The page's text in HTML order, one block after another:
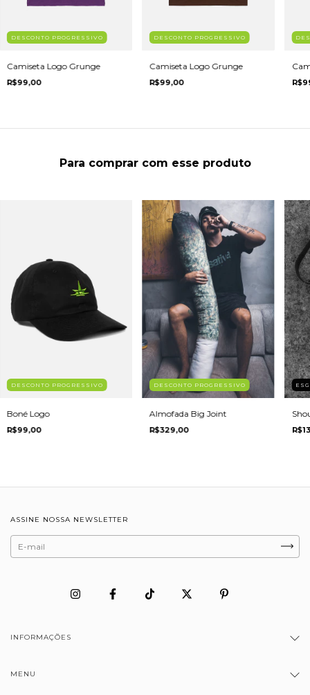
DESCONTO PROGRESSIVO
Camiseta Logo Grunge
R$99,00
DESCONTO PROGRESSIVO
Camiseta Logo Grunge
R$99,00
Para comprar com esse produto
DESCONTO PROGRESSIVO
Boné Logo
R$99,00
DESCONTO PROGRESSIVO
Almofada Big Joint
R$329,00
ASSINE NOSSA NEWSLETTER
INFORMAÇÕES
MENU